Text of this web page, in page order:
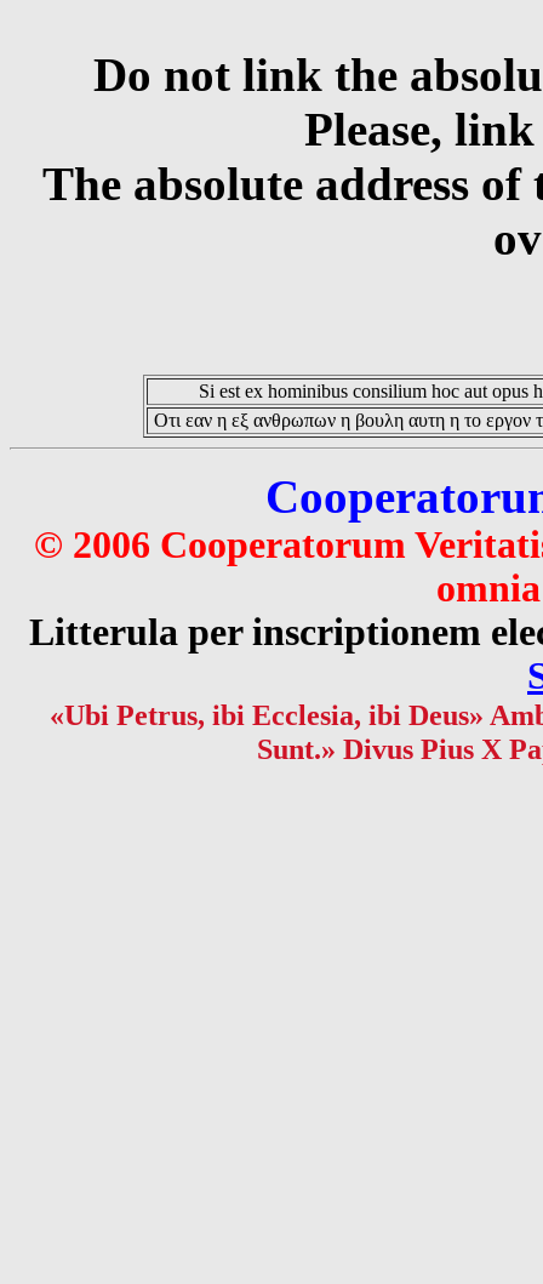
Do not link the
Please,
The absolute address
Si est ex hominibus consilium hoc aut opus
Οτι εαν η εξ ανθρωπων η βουλη αυτη η το εργον
© 2006 Cooperatorum
Litterula per inscriptionem
«Ubi Petrus, ibi Ecclesia, ibi Deus»
Sunt.» Divus Pius X